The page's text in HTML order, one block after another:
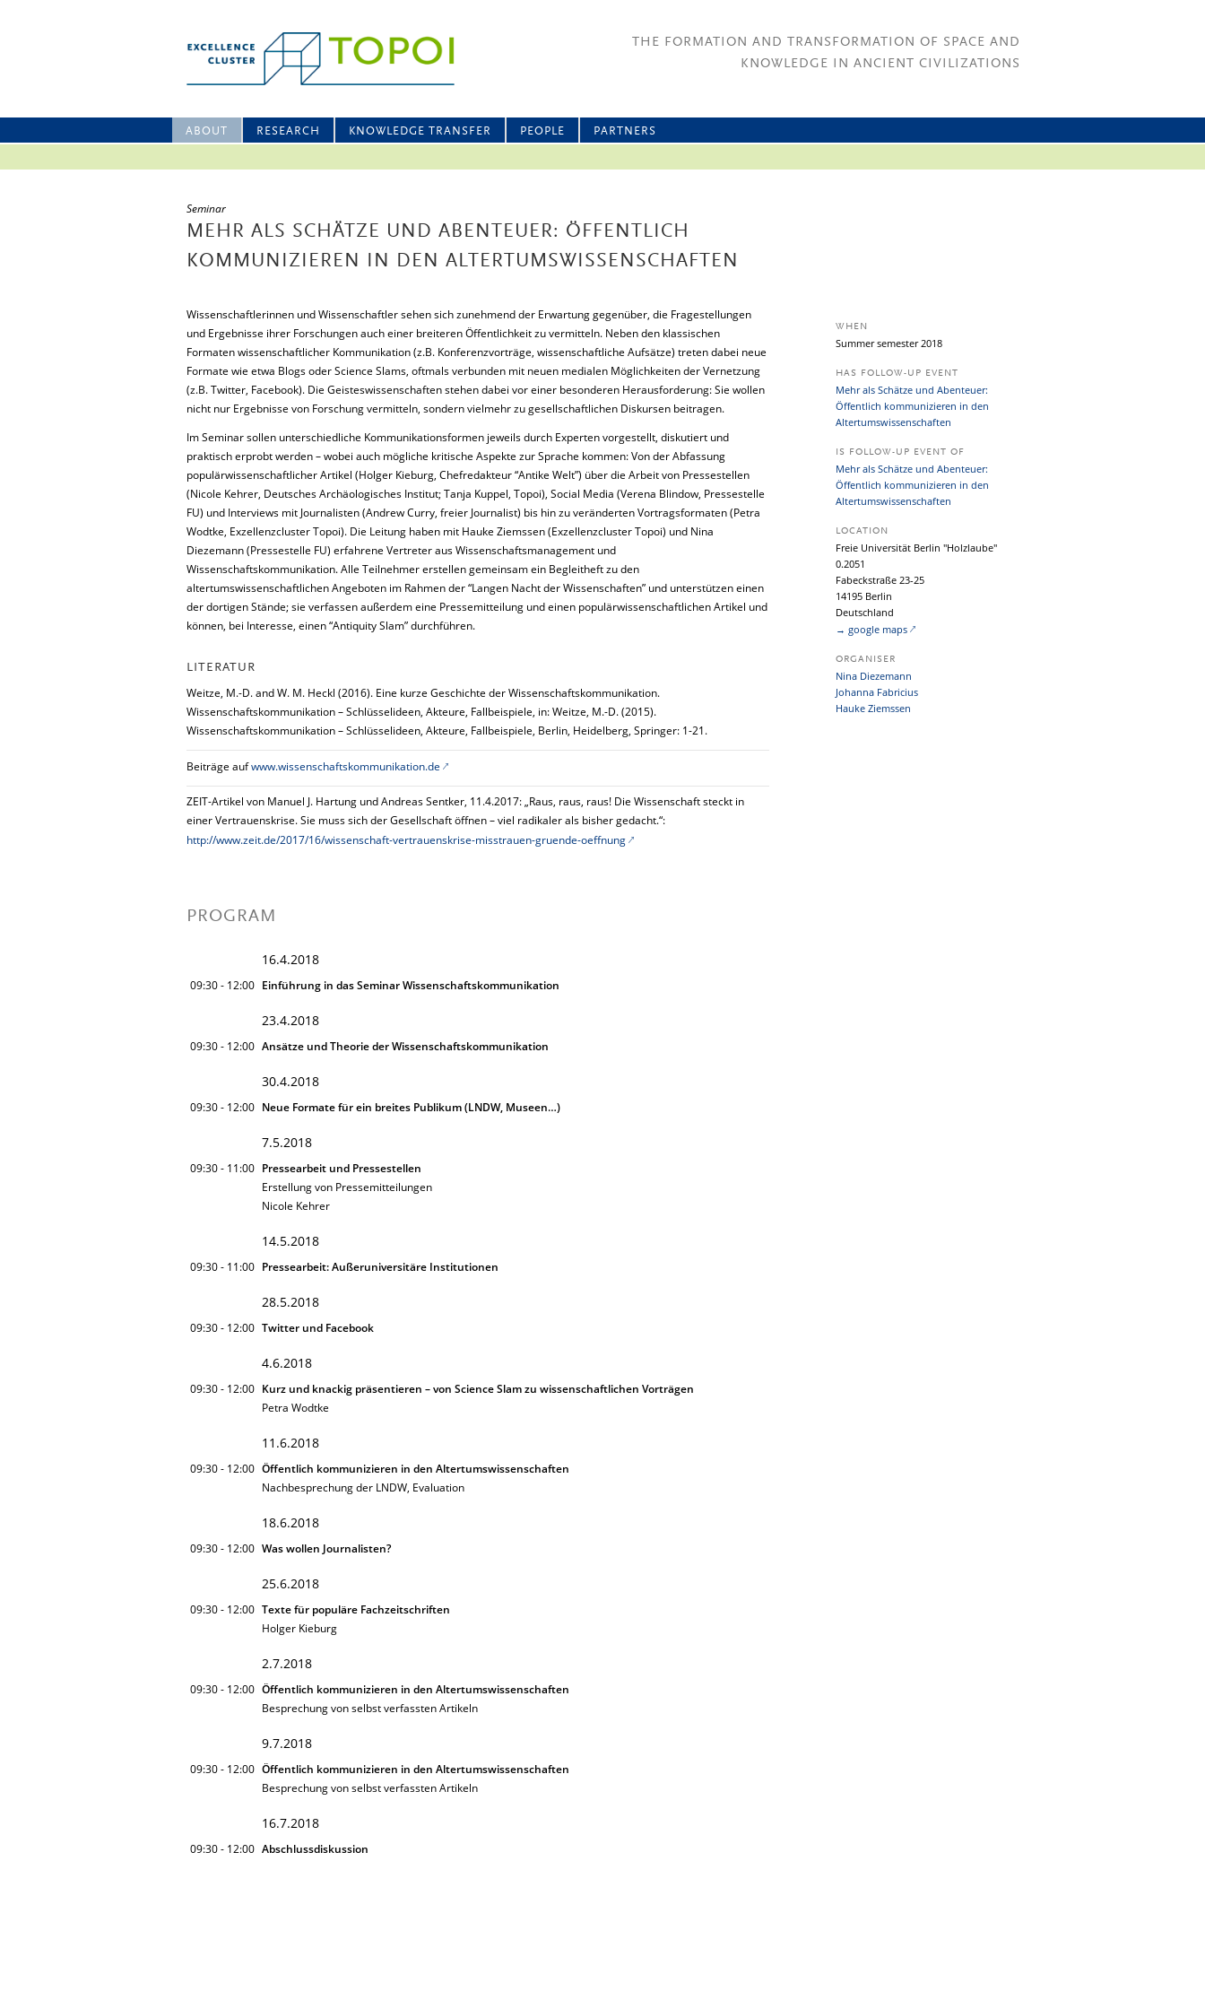
THE FORMATION AND TRANSFORMATION OF SPACE AND
KNOWLEDGE IN ANCIENT CIVILIZATIONS
ABOUT RESEARCH KNOWLEDGE TRANSFER PEOPLE PARTNERS
Seminar
MEHR ALS SCHÄTZE UND ABENTEUER: ÖFFENTLICH
KOMMUNIZIEREN IN DEN ALTERTUMSWISSENSCHAFTEN
Wissenschaftlerinnen und Wissenschaftler sehen sich zunehmend der Erwartung gegenüber, die Fragestellungen
und Ergebnisse ihrer Forschungen auch einer breiteren Öffentlichkeit zu vermitteln. Neben den klassischen
Formaten wissenschaftlicher Kommunikation (z.B. Konferenzvorträge, wissenschaftliche Aufsätze) treten dabei neue
Formate wie etwa Blogs oder Science Slams, oftmals verbunden mit neuen medialen Möglichkeiten der Vernetzung
(z.B. Twitter, Facebook). Die Geisteswissenschaften stehen dabei vor einer besonderen Herausforderung: Sie wollen
nicht nur Ergebnisse von Forschung vermitteln, sondern vielmehr zu gesellschaftlichen Diskursen beitragen.
Im Seminar sollen unterschiedliche Kommunikationsformen jeweils durch Experten vorgestellt, diskutiert und
praktisch erprobt werden – wobei auch mögliche kritische Aspekte zur Sprache kommen: Von der Abfassung
populärwissenschaftlicher Artikel (Holger Kieburg, Chefredakteur “Antike Welt”) über die Arbeit von Pressestellen
(Nicole Kehrer, Deutsches Archäologisches Institut; Tanja Kuppel, Topoi), Social Media (Verena Blindow, Pressestelle
FU) und Interviews mit Journalisten (Andrew Curry, freier Journalist) bis hin zu veränderten Vortragsformaten (Petra
Wodtke, Exzellenzcluster Topoi). Die Leitung haben mit Hauke Ziemssen (Exzellenzcluster Topoi) und Nina
Diezemann (Pressestelle FU) erfahrene Vertreter aus Wissenschaftsmanagement und
Wissenschaftskommunikation. Alle Teilnehmer erstellen gemeinsam ein Begleitheft zu den
altertumswissenschaftlichen Angeboten im Rahmen der “Langen Nacht der Wissenschaften” und unterstützen einen
der dortigen Stände; sie verfassen außerdem eine Pressemitteilung und einen populärwissenschaftlichen Artikel und
können, bei Interesse, einen “Antiquity Slam” durchführen.
LITERATUR
Weitze, M.-D. and W. M. Heckl (2016). Eine kurze Geschichte der Wissenschaftskommunikation.
Wissenschaftskommunikation – Schlüsselideen, Akteure, Fallbeispiele, in: Weitze, M.-D. (2015).
Wissenschaftskommunikation – Schlüsselideen, Akteure, Fallbeispiele, Berlin, Heidelberg, Springer: 1-21.
Beiträge aufwww.wissenschaftskommunikation.de
ZEIT-Artikel von Manuel J. Hartung und Andreas Sentker, 11.4.2017: „Raus, raus, raus! Die Wissenschaft steckt in
einer Vertrauenskrise. Sie muss sich der Gesellschaft öffnen – viel radikaler als bisher gedacht.“:
http://www.zeit.de/2017/16/wissenschaft-vertrauenskrise-misstrauen-gruende-oeffnung
PROGRAM
16.4.2018
09:30 - 12:00 Einführung in das Seminar Wissenschaftskommunikation
23.4.2018
09:30 - 12:00 Ansätze und Theorie der Wissenschaftskommunikation
30.4.2018
09:30 - 12:00 Neue Formate für ein breites Publikum (LNDW, Museen…)
7.5.2018
09:30 - 11:00 Pressearbeit und Pressestellen
Erstellung von Pressemitteilungen
Nicole Kehrer
14.5.2018
09:30 - 11:00 Pressearbeit: Außeruniversitäre Institutionen
28.5.2018
09:30 - 12:00 Twitter und Facebook
4.6.2018
09:30 - 12:00 Kurz und knackig präsentieren – von Science Slam zu wissenschaftlichen Vorträgen
Petra Wodtke
11.6.2018
09:30 - 12:00 Öffentlich kommunizieren in den Altertumswissenschaften
Nachbesprechung der LNDW, Evaluation
18.6.2018
09:30 - 12:00 Was wollen Journalisten?
25.6.2018
09:30 - 12:00 Texte für populäre Fachzeitschriften
Holger Kieburg
2.7.2018
09:30 - 12:00 Öffentlich kommunizieren in den Altertumswissenschaften
Besprechung von selbst verfassten Artikeln
9.7.2018
09:30 - 12:00 Öffentlich kommunizieren in den Altertumswissenschaften
Besprechung von selbst verfassten Artikeln
16.7.2018
09:30 - 12:00 Abschlussdiskussion
WHEN
Summer semester 2018
HAS FOLLOW-UP EVENT
Mehr als Schätze und Abenteuer:
Öffentlich kommunizieren in den
Altertumswissenschaften
IS FOLLOW-UP EVENT OF
Mehr als Schätze und Abenteuer:
Öffentlich kommunizieren in den
Altertumswissenschaften
LOCATION
Freie Universität Berlin "Holzlaube"
0.2051
Fabeckstraße 23-25
14195 Berlin
Deutschland
→ google maps
ORGANISER
Nina Diezemann
Johanna Fabricius
Hauke Ziemssen